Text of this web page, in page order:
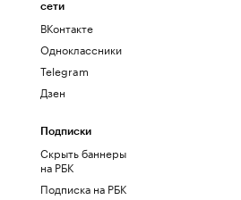
сети
ВКонтакте
Одноклассники
Telegram
Дзен
Подписки
Скрыть баннеры
на РБК
Подписка на РБК